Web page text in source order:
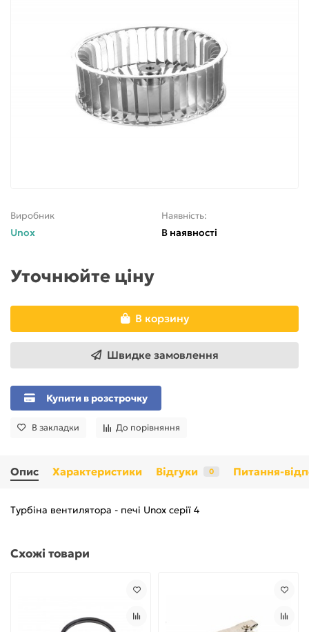
Виробник
Unox
Наявність:
В наявності
Уточнюйте ціну
В корзину
Швидке замовлення
Купити в розстрочку
В закладки До порівняння
Опис Характеристики Відгуки 0 Питання-
Турбіна вентилятора - печі Unox серії 4
Схожі товари